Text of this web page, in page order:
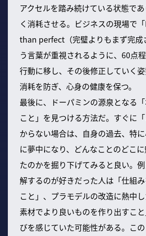
アクセルを踏み続けている状態で
く消耗させる。ビジネスの現場で
than perfect（完璧よりもまず完成
う言葉が重視されるように、60点
行動に移し、その後修正していく
消耗を防ぎ、心身の健康を保つ。
最後に、ドーパミンの源泉となる
こと」を見つける方法だ。すぐに
からない場合は、自身の過去、特
に夢中になり、どんなことのどこ
たのかを掘り下げてみると良い。
解するのが好きだった人は「仕組
こと」、プラモデルの改造に熱中
素材でより良いものを作り出すこ
びを感じていた可能性がある。この